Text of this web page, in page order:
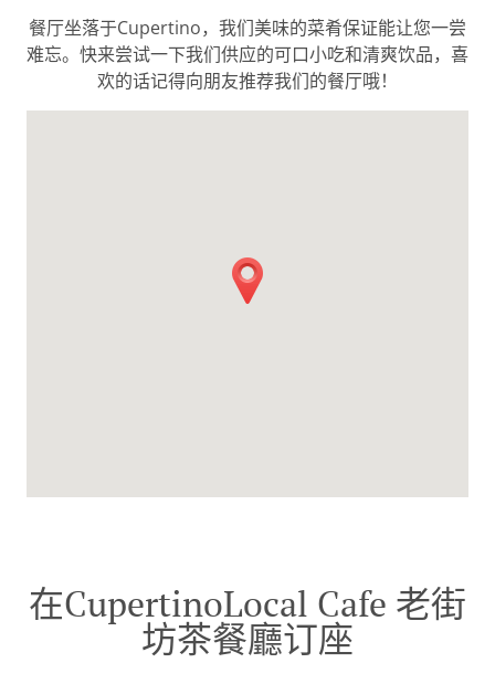
餐厅坐落于Cupertino，我们美味的菜肴保证能让您一尝
难忘。快来尝试一下我们供应的可口小吃和清爽饮品，喜
欢的话记得向朋友推荐我们的餐厅哦！
在CupertinoLocal Cafe 老街
坊茶餐廳订座